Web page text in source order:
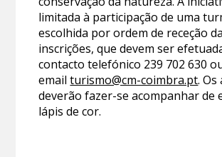
limitada à participação de uma
escolhida por ordem de receção
inscrições, que devem ser
contacto telefónico 239 702 630
emailturismo@cm-coimbra.pt. Os
deverão fazer-se acompanhar de
lápis de cor.